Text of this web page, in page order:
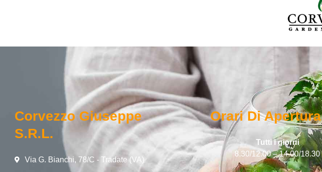
Corvezzo Giuseppe
S.r.l.
Via G. Bianchi, 78/C - Tradate (VA)
Orari Di Apertura
Tutti i giorni
8.30/12.00 – 14.00/18.30